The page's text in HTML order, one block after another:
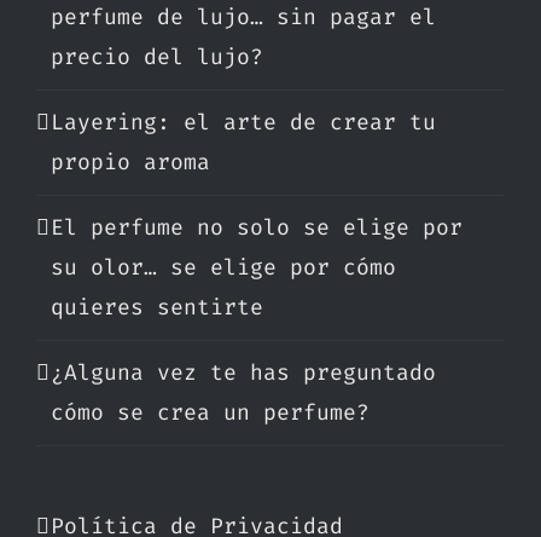
perfume de lujo… sin pagar el
precio del lujo?
Layering: el arte de crear tu
propio aroma
El perfume no solo se elige por
su olor… se elige por cómo
quieres sentirte
¿Alguna vez te has preguntado
cómo se crea un perfume?
Política de Privacidad